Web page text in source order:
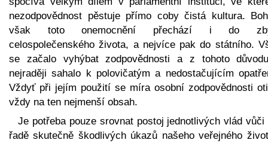
nezodpovědnost pěstuje přímo coby čistá kultura.
však toto onemocnění přechází i do
celospolečenského života, a nejvíce pak do státního.
se začalo vyhýbat zodpovědnosti a z tohoto
nejraději sahalo k polovičatým a nedostačujícím
Vždyť při jejím použití se míra osobní zodpovědnosti
vždy na ten nejmenší obsah.
Je potřeba pouze srovnat postoj jednotlivých vlád vůči
řadě skutečně škodlivých úkazů našeho veřejného